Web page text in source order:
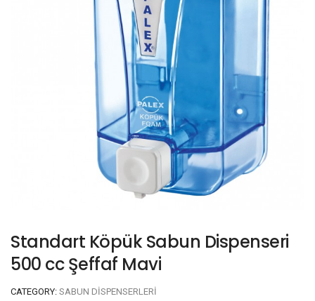
Standart Köpük Sabun Dispenseri
500 cc Şeffaf Mavi
CATEGORY: SABUN DISPENSERLERI